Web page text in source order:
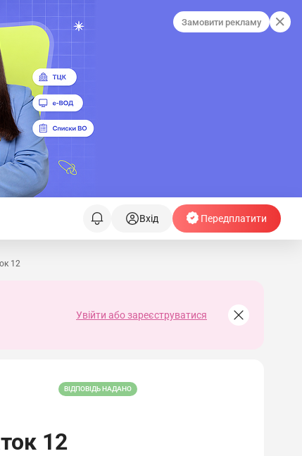
Замовити рекламу
Вхід Передплатити
12
Увійти або зареєструватися
ВІДПОВІДЬ НАДАНО
12